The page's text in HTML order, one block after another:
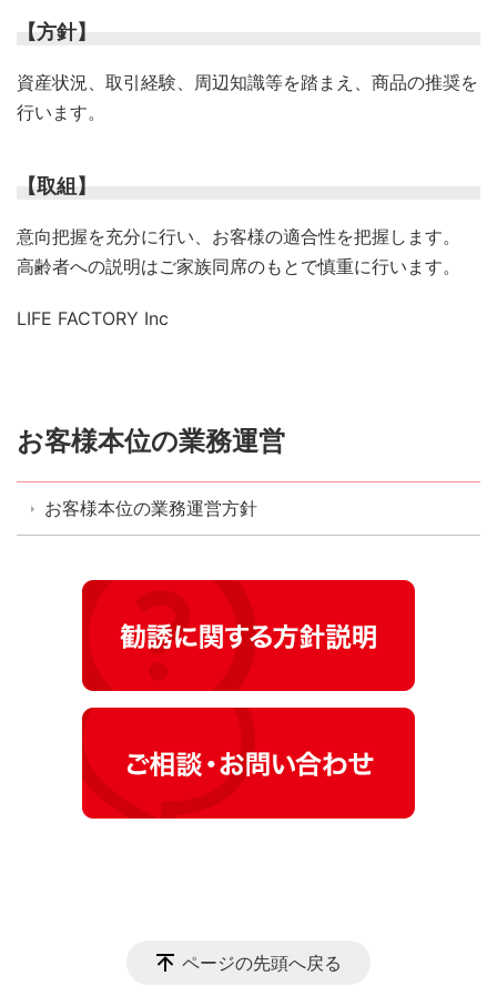
【方針】
資産状況、取引経験、周辺知識等を踏まえ、商品の推奨を
行います。
【取組】
意向把握を充分に行い、お客様の適合性を把握します。
高齢者への説明はご家族同席のもとで慎重に行います。
LIFE FACTORY Inc
お客様本位の業務運営
お客様本位の業務運営方針
ページの先頭へ戻る